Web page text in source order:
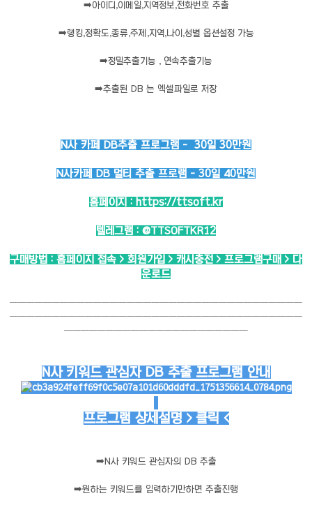
➡️아이디,이메일,지역정보,전화번호 추출
➡️랭킹,정확도,종류,주제,지역,나이,성별 옵션설정 가능
➡️정밀추출기능 , 연속추출기능
➡️추출된 DB 는 엑셀파일로 저장
N사 카페 DB추출 프로그램 - 30일 30만원
N사카페 DB 멀티 추출 프로램 - 30일 40만원
홈페이지 : https://ttsoft.kr
텔레그램 : @TTSOFTKR12
구매방법 : 홈페이지 접속 > 회원가입 > 캐시충전 > 프로그램구매 > 다
운로드
───────────────────────────────────
───────────────────────────────────
──────────────────────
N사 키워드 관심자 DB 추출 프로그램 안내
프로그램 상세설명 > 클릭 <
➡️ N사 키워드 관심자의 DB 추출
➡️원하는 키워드를 입력하기만하면 추출진행